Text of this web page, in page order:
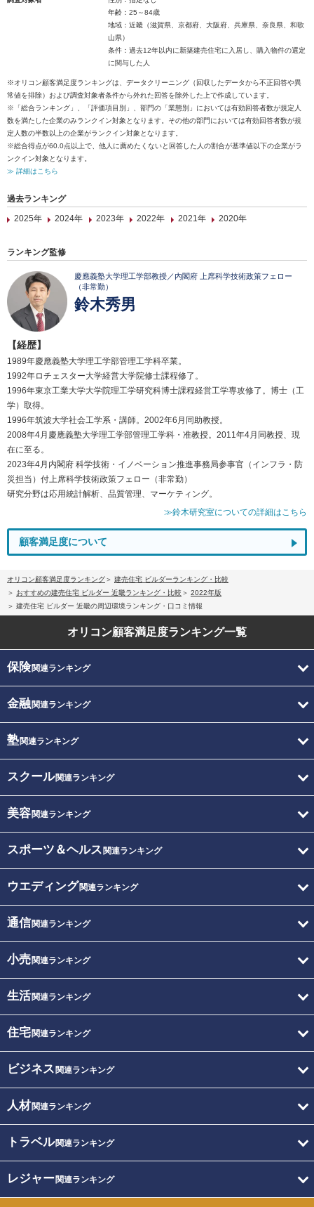
年齢：25～84歳
地域：近畿（滋賀県、京都府、大阪府、兵庫県、奈良県、和歌
山県）
条件：過去12年以内に新築建売住宅に入居し、購入物件の選定
に関与した人
※オリコン顧客満足度ランキングは、データクリーニング（回収したデータから不正回答や異
常値を排除）および調査対象者条件から外れた回答を除外した上で作成しています。
※「総合ランキング」、「評価項目別」、部門の「業態別」においては有効回答者数が規定人
数を満たした企業のみランクイン対象となります。その他の部門においては有効回答者数が規
定人数の半数以上の企業がランクイン対象となります。
※総合得点が60.0点以上で、他人に薦めたくないと回答した人の割合が基準値以下の企業がラ
ンクイン対象となります。
≫ 詳細はこちら
過去ランキング
2025年
2024年 2023年 2022年 2021年 2020年
ランキング監修
慶應義塾大学理工学部教授／内閣府 上席科学技術政策フェロー
（非常勤）
鈴木秀男
【経歴】
1989年慶應義塾大学理工学部管理工学科卒業。
1992年ロチェスター大学経営大学院修士課程修了。
1996年東京工業大学大学院理工学研究科博士課程経営工学専攻修了。博士（工
学）取得。
1996年筑波大学社会工学系・講師。2002年6月同助教授。
2008年4月慶應義塾大学理工学部管理工学科・准教授。2011年4月同教授、現
在に至る。
2023年4月内閣府 科学技術・イノベーション推進事務局参事官（インフラ・防
災担当）付上席科学技術政策フェロー（非常勤）
研究分野は応用統計解析、品質管理、マーケティング。
≫鈴木研究室についての詳細はこちら
顧客満足度について
オリコン顧客満足度ランキング
建売住宅 ビルダーランキング・比較
おすすめの建売住宅 ビルダー 近畿ランキング・比較
2022年版
建売住宅 ビルダー 近畿の周辺環境ランキング・口コミ情報
オリコン顧客満足度ランキング一覧
保険関連ランキング
金融関連ランキング
塾関連ランキング
スクール関連ランキング
美容関連ランキング
スポーツ＆ヘルス 関連ランキング
ウエディング関連ランキング
通信関連ランキング
小売関連ランキング
生活関連ランキング
住宅関連ランキング
ビジネス 関連ランキング
人材関連ランキング
トラベル関連ランキング
レジャー関連ランキング